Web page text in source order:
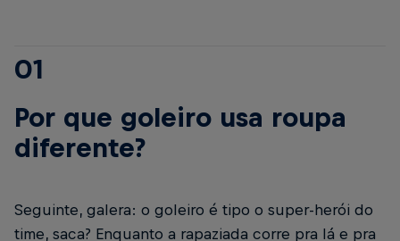
01
Por que goleiro usa roupa
diferente?
Seguinte, galera: o goleiro é tipo o super-herói do
time, saca? Enquanto a rapaziada corre pra lá e pra